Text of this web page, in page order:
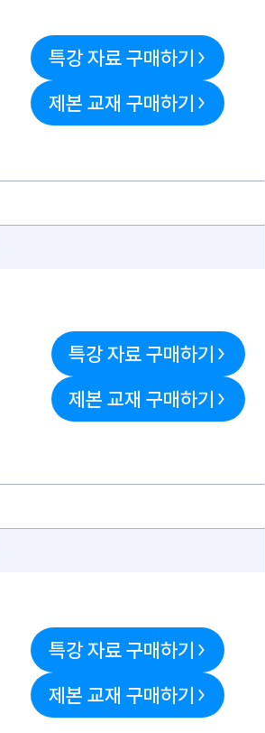
특강 자료 구매하기
제본 교재 구매하기
특강 자료 구매하기
제본 교재 구매하기
특강 자료 구매하기
제본 교재 구매하기